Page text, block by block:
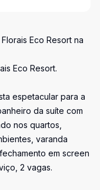
Eco Resort na
Eco Resort.
espetacular para a
da suíte com
nos quartos,
varanda
em screen
2 vagas.